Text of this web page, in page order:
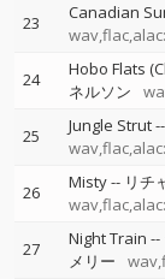
23 Canadian
24 Hobo Flats
ネルソン
25 Jungle Strut--
26 Misty-- リチ
27 Night Train --
メリー